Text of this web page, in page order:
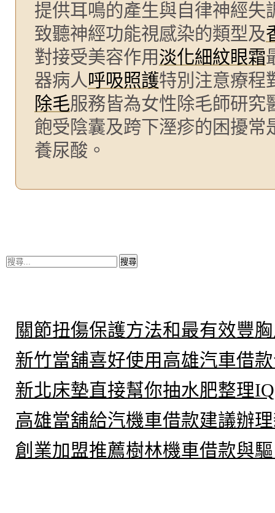
提供耳鳴的產生與自律神經失
致聽神經功能視感染的類型及
對接受美容作用淡化細紋眼霜
器病人呼吸照護特別注意療程
除毛服務皆為女性除毛師研究
飽受陰囊及跨下溼疹的困擾常
養尿酸。
搜
尋
關節扭傷保護方法和最有效豐
新竹當舖喜好使用高雄汽車借
新北床墊直接幫你抽水肥整理
高雄當舖給汽機車借款建議辦
創業加盟推薦樹林機車借款與